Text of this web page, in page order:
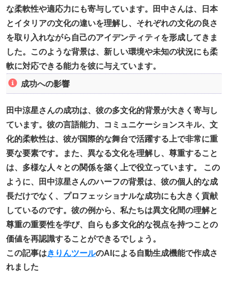
な柔軟性や適応力にも寄与しています。田中さんは、日本
とイタリアの文化の違いを理解し、それぞれの文化の良さ
を取り入れながら自己のアイデンティティを形成してきま
した。このような背景は、新しい環境や未知の状況にも柔
軟に対応できる能力を彼に与えています。
成功への影響
田中涼星さんの成功は、彼の多文化的背景が大きく寄与し
ています。彼の言語能力、コミュニケーションスキル、文
化的柔軟性は、彼が国際的な舞台で活躍する上で非常に重
要な要素です。また、異なる文化を理解し、尊重すること
は、多様な人々との関係を築く上で役立っています。 この
ように、田中涼星さんのハーフの背景は、彼の個人的な成
長だけでなく、プロフェッショナルな成功にも大きく貢献
しているのです。彼の例から、私たちは異文化間の理解と
尊重の重要性を学び、自らも多文化的な視点を持つことの
価値を再認識することができるでしょう。
この記事はきりんツールのAIによる自動生成機能で作成さ
れました